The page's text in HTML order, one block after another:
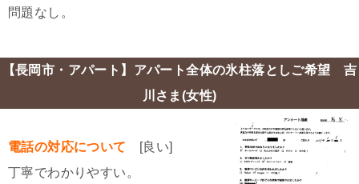
問題なし。
【長岡市・アパート】アパート全体の氷柱落としご希望 吉
川さま(女性)
電話の対応について [良い]
丁寧でわかりやすい。